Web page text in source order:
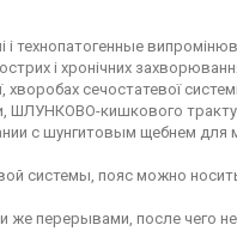
і технопатогенные
і хронічних
хворобах сечостатевої
кишкового тракту,
с шунгитовым щебнем для
системы, пояс можно
перерывами, после чего